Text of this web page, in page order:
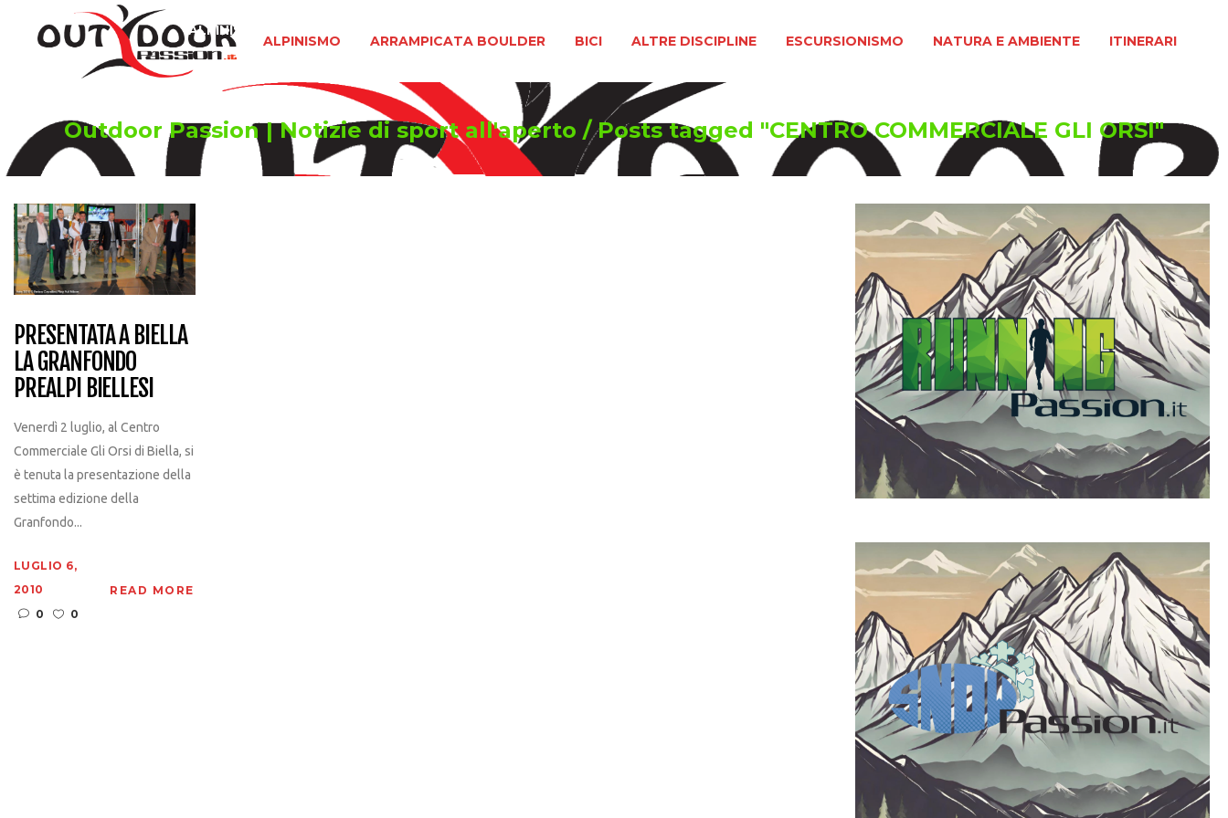
ALPINISMO ARRAMPICATA BOULDER BICI ALTRE DISCIPLINE ESCURSIONISMO NATURA E AMBIENTE ITINERARI
ALPINISMO
Outdoor Passion | Notizie di sport all'aperto /Posts tagged "CENTRO COMMERCIALE GLI ORSI"
PRESENTATA A BIELLA
LA GRANFONDO
PREALPI BIELLESI
Venerdì 2 luglio, al Centro
Commerciale Gli Orsi di Biella, si
è tenuta la presentazione della
settima edizione della
Granfondo...
LUGLIO 6,
2010
0
0
READ MORE